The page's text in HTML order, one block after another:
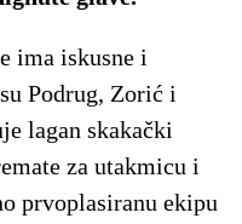
ima iskusne i
Podrug, Zorić i
lagan skakački
za utakmicu i
prvoplasiranu ekipu